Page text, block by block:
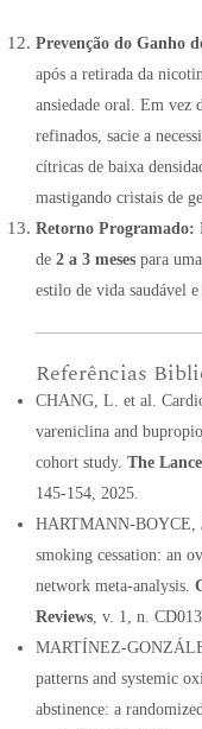
Prevenção do Ganho
após a retirada da
ansiedade oral. Em vez
refinados, sacie a
cítricas de baixa
mastigando cristais de
Retorno Programado:
de 2 a 3 meses para
estilo de vida saudável
Referências
CHANG, L. et al.
vareniclina and
cohort study. The
145-154, 2025.
HARTMANN-BOYCE,
smoking cessation: an
network meta-analysis.
Reviews , v. 1, n.
MARTÍNEZ-
patterns and systemic
abstinence: a